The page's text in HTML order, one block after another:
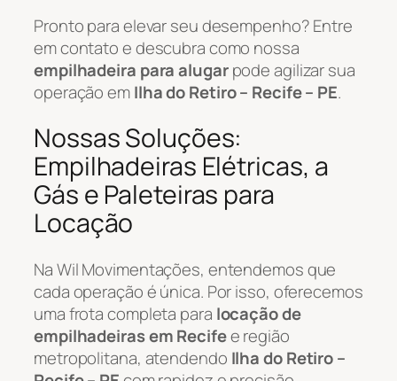
Pronto para elevar seu desempenho? Entre
em contato e descubra como nossa
empilhadeira para alugarpode agilizar sua
operação emIlha do Retiro – Recife – PE.
Nossas Soluções:
Empilhadeiras Elétricas, a
Gás e Paleteiras para
Locação
Na Wil Movimentações, entendemos que
cada operação é única. Por isso, oferecemos
uma frota completa para locação de
empilhadeiras em Recifee região
metropolitana, atendendo Ilha do Retiro –